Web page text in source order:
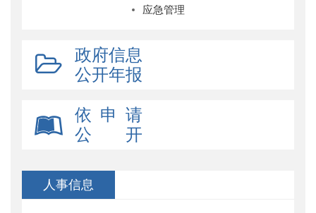
应急管理
政府信息
公开年报
依 申 请
公 开
人事信息